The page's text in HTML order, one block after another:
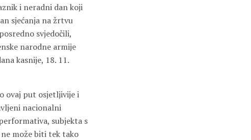
i neradni dan koji
sjećanja na žrtvu
svjedočili,
narodne armije
kasnije, 18. 11.
ovaj put osjetljivije i
nacionalni
subjekta s
može biti tek tako